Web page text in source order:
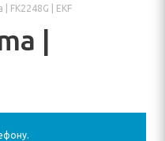
FK2248G | EKF
|